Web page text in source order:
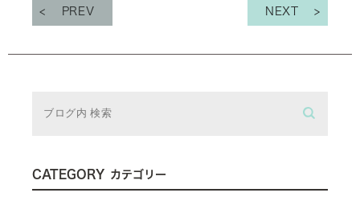
PREV NEXT
CATEGORY カテゴリー